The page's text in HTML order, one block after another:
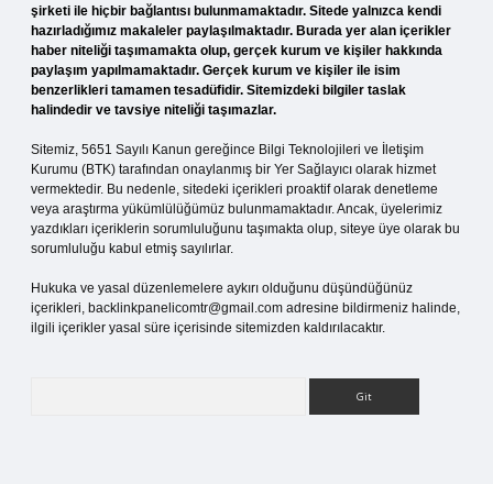
şirketi ile hiçbir bağlantısı bulunmamaktadır. Sitede yalnızca kendi
hazırladığımız makaleler paylaşılmaktadır. Burada yer alan içerikler
haber niteliği taşımamakta olup, gerçek kurum ve kişiler hakkında
paylaşım yapılmamaktadır. Gerçek kurum ve kişiler ile isim
benzerlikleri tamamen tesadüfidir. Sitemizdeki bilgiler taslak
halindedir ve tavsiye niteliği taşımazlar.
Sitemiz, 5651 Sayılı Kanun gereğince Bilgi Teknolojileri ve İletişim
Kurumu (BTK) tarafından onaylanmış bir Yer Sağlayıcı olarak hizmet
vermektedir. Bu nedenle, sitedeki içerikleri proaktif olarak denetleme
veya araştırma yükümlülüğümüz bulunmamaktadır. Ancak, üyelerimiz
yazdıkları içeriklerin sorumluluğunu taşımakta olup, siteye üye olarak bu
sorumluluğu kabul etmiş sayılırlar.
Hukuka ve yasal düzenlemelere aykırı olduğunu düşündüğünüz
içerikleri, backlinkpanelicomtr@gmail.com adresine bildirmeniz halinde,
ilgili içerikler yasal süre içerisinde sitemizden kaldırılacaktır.